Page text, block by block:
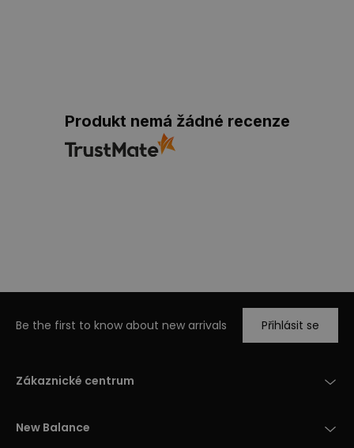
Produkt nemá žádné recenze
Be the first to know about new arrivals Přihlásit se
Zákaznické centrum
New Balance